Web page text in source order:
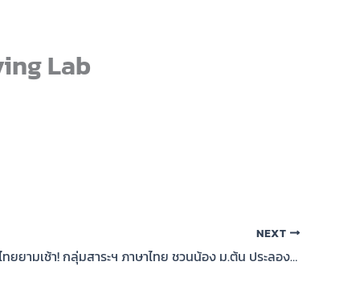
Lab
NEXT
สนุกกับภาษาไทยยามเช้า! กลุ่มสาระฯ ภาษาไทย ชวนน้อง ม.ต้น ประลองไหวพริบในกิจกรรม ถอดรหัสดาวินชีคำไทย